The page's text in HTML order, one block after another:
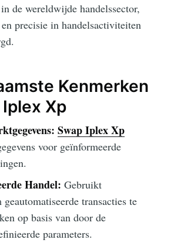
de wereldwijde handelssector,
precisie in handelsactiviteiten
Kenmerken
Xp
Swap Iplex Xp
voor geïnformeerde
Handel: Gebruikt
transacties te
op basis van door de
parameters.